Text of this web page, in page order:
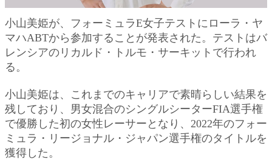
小山美姫が、フォーミュラE女子テストにローラ・ヤ
マハABTから参加することが発表された。テストはバ
レンシアのリカルド・トルモ・サーキットで行われ
る。
小山美姫は、これまでのキャリアで素晴らしい結果を
残しており、男女混合のシングルシーターFIA選手権
で優勝した初の女性レーサーとなり、2022年のフォー
ミュラ・リージョナル・ジャパン選手権のタイトルを
獲得した。